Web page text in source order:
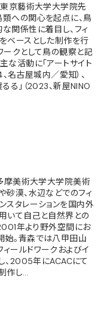
京藝術大学大学院先
への関心を起点に、鳥
関係性に着目し、フィ
ベースとした制作を行
ークとして鳥の観察と記
な活動に「アートサイト
名古屋城内／愛知）、
る」（2023、新屋NINO
摩美術大学大学院美術
砂漠、水辺などでのフィ
スタレーションを国内外
いて自己と自然界との
年より野外空間にお
始。青森では八甲田山
ールドワークおよびイ
、2005年にACACにて
作し…